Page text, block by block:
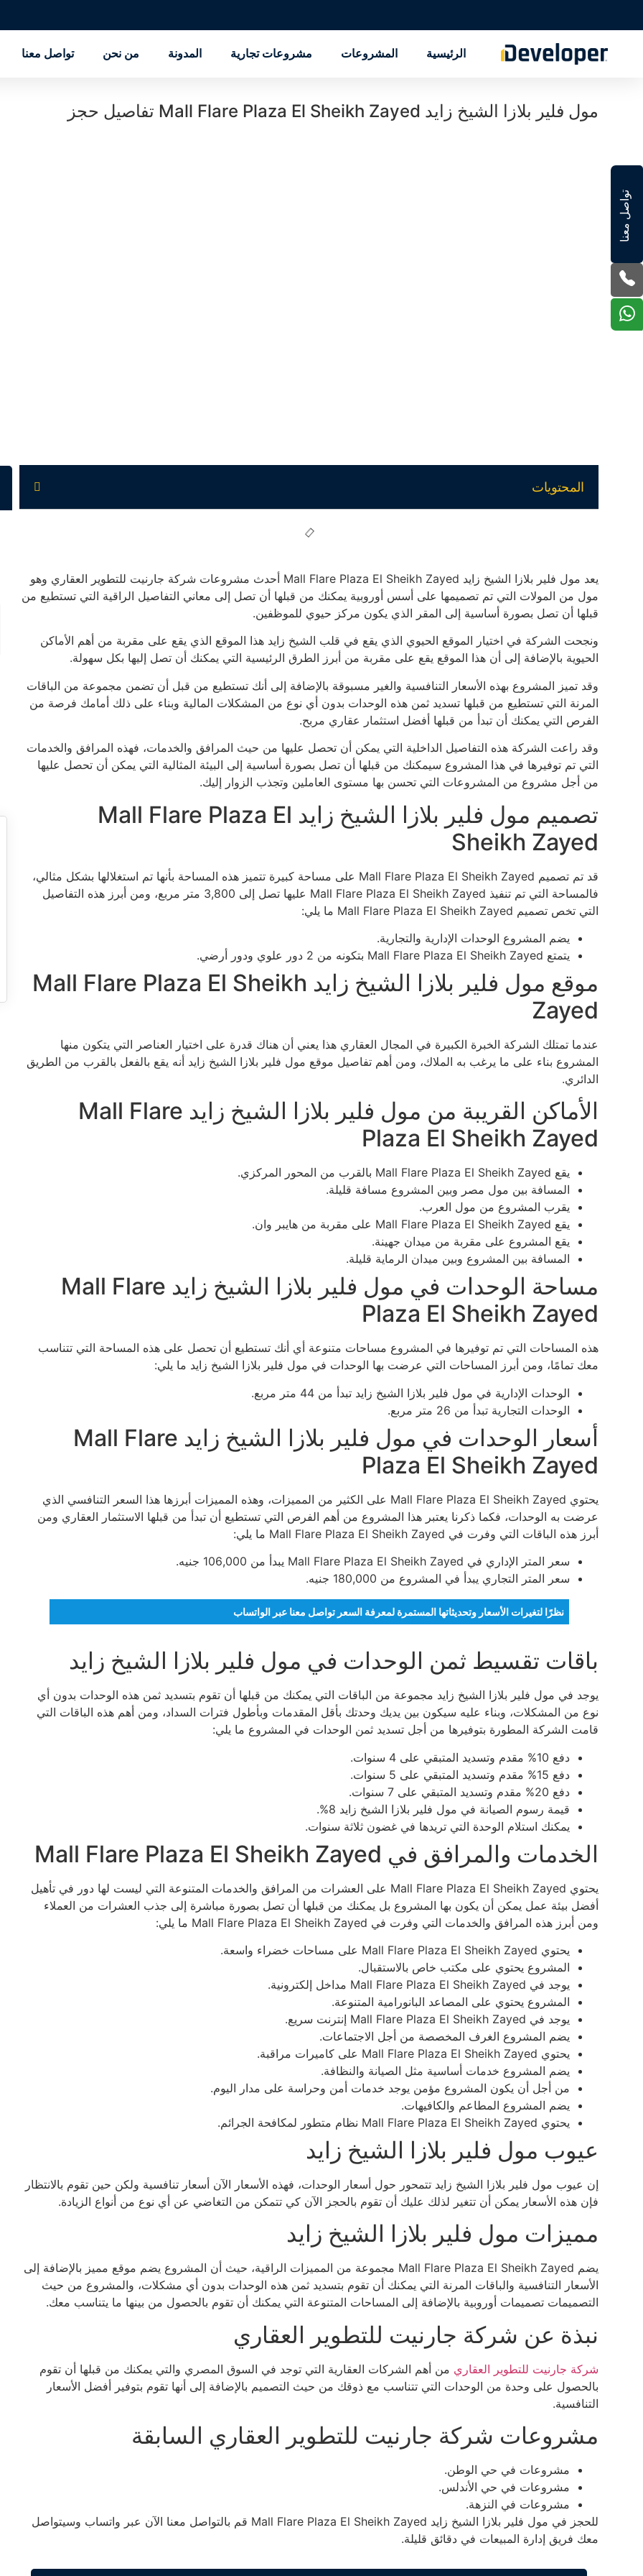
الرئيسية المشروعات مشروعات تجارية المدونة من نحن تواصل معنا
مول فلير بلازا الشيخ زايد Mall Flare Plaza El Sheikh Zayed تفاصيل حجز
تواصل معنا
المحتويات
يعد مول فلير بلازا الشيخ زايد Mall Flare Plaza El Sheikh Zayed أحدث مشروعات شركة جارنيت للتطوير العقاري وهو
مول من المولات التي تم تصميمها على أسس أوروبية يمكنك من قبلها أن تصل إلى معاني التفاصيل الراقية التي تستطيع من
قبلها أن تصل بصورة أساسية إلى المقر الذي يكون مركز حيوي للموظفين.
ونجحت الشركة في اختيار الموقع الحيوي الذي يقع في قلب الشيخ زايد هذا الموقع الذي يقع على مقربة من أهم الأماكن
الحيوية بالإضافة إلى أن هذا الموقع يقع على مقربة من أبرز الطرق الرئيسية التي يمكنك أن تصل إليها بكل سهولة.
وقد تميز المشروع بهذه الأسعار التنافسية والغير مسبوقة بالإضافة إلى أنك تستطيع من قبل أن تضمن مجموعة من الباقات
المرنة التي تستطيع من قبلها تسديد ثمن هذه الوحدات بدون أي نوع من المشكلات المالية وبناء على ذلك أمامك فرصة من
الفرص التي يمكنك أن تبدأ من قبلها أفضل استثمار عقاري مربح.
وقد راعت الشركة هذه التفاصيل الداخلية التي يمكن أن تحصل عليها من حيث المرافق والخدمات، فهذه المرافق والخدمات
التي تم توفيرها في هذا المشروع سيمكنك من قبلها أن تصل بصورة أساسية إلى البيئة المثالية التي يمكن أن تحصل عليها
من أجل مشروع من المشروعات التي تحسن بها مستوى العاملين وتجذب الزوار إليك.
تصميم مول فلير بلازا الشيخ زايد Mall Flare Plaza El
Sheikh Zayed
قد تم تصميم Mall Flare Plaza El Sheikh Zayed على مساحة كبيرة تتميز هذه المساحة بأنها تم استغلالها بشكل مثالي،
فالمساحة التي تم تنفيذ Mall Flare Plaza El Sheikh Zayed عليها تصل إلى 3,800 متر مربع، ومن أبرز هذه التفاصيل
التي تخص تصميم Mall Flare Plaza El Sheikh Zayed ما يلي:
يضم المشروع الوحدات الإدارية والتجارية.
يتمتع Mall Flare Plaza El Sheikh Zayed بتكونه من 2 دور علوي ودور أرضي.
موقع مول فلير بلازا الشيخ زايد Mall Flare Plaza El Sheikh
Zayed
عندما تمتلك الشركة الخبرة الكبيرة في المجال العقاري هذا يعني أن هناك قدرة على اختيار العناصر التي يتكون منها
المشروع بناء على ما يرغب به الملاك، ومن أهم تفاصيل موقع مول فلير بلازا الشيخ زايد أنه يقع بالفعل بالقرب من الطريق
الدائري.
الأماكن القريبة من مول فلير بلازا الشيخ زايد Mall Flare
Plaza El Sheikh Zayed
يقع Mall Flare Plaza El Sheikh Zayed بالقرب من المحور المركزي.
المسافة بين مول مصر وبين المشروع مسافة قليلة.
يقرب المشروع من مول العرب.
يقع Mall Flare Plaza El Sheikh Zayed على مقربة من هايبر وان.
يقع المشروع على مقربة من ميدان جهينة.
المسافة بين المشروع وبين ميدان الرماية قليلة.
مساحة الوحدات في مول فلير بلازا الشيخ زايد Mall Flare
Plaza El Sheikh Zayed
هذه المساحات التي تم توفيرها في المشروع مساحات متنوعة أي أنك تستطيع أن تحصل على هذه المساحة التي تتناسب
معك تمامًا، ومن أبرز المساحات التي عرضت بها الوحدات في مول فلير بلازا الشيخ زايد ما يلي:
الوحدات الإدارية في مول فلير بلازا الشيخ زايد تبدأ من 44 متر مربع.
الوحدات التجارية تبدأ من 26 متر مربع.
أسعار الوحدات في مول فلير بلازا الشيخ زايد Mall Flare
Plaza El Sheikh Zayed
يحتوي Mall Flare Plaza El Sheikh Zayed على الكثير من المميزات، وهذه المميزات أبرزها هذا السعر التنافسي الذي
عرضت به الوحدات، فكما ذكرنا يعتبر هذا المشروع من أهم الفرص التي تستطيع أن تبدأ من قبلها الاستثمار العقاري ومن
أبرز هذه الباقات التي وفرت في Mall Flare Plaza El Sheikh Zayed ما يلي:
سعر المتر الإداري في Mall Flare Plaza El Sheikh Zayed يبدأ من 106,000 جنيه.
سعر المتر التجاري يبدأ في المشروع من 180,000 جنيه.
نظرًا لتغيرات الأسعار وتحديثاتها المستمرة لمعرفة السعر تواصل معنا عبر الواتساب
باقات تقسيط ثمن الوحدات في مول فلير بلازا الشيخ زايد
يوجد في مول فلير بلازا الشيخ زايد مجموعة من الباقات التي يمكنك من قبلها أن تقوم بتسديد ثمن هذه الوحدات بدون أي
نوع من المشكلات، وبناء عليه سيكون بين يديك وحدتك بأقل المقدمات وبأطول فترات السداد، ومن أهم هذه الباقات التي
قامت الشركة المطورة بتوفيرها من أجل تسديد ثمن الوحدات في المشروع ما يلي:
دفع 10% مقدم وتسديد المتبقي على 4 سنوات.
دفع 15% مقدم وتسديد المتبقي على 5 سنوات.
دفع 20% مقدم وتسديد المتبقي على 7 سنوات.
قيمة رسوم الصيانة في مول فلير بلازا الشيخ زايد 8%.
يمكنك استلام الوحدة التي تريدها في غضون ثلاثة سنوات.
الخدمات والمرافق في Mall Flare Plaza El Sheikh Zayed
يحتوي Mall Flare Plaza El Sheikh Zayed على العشرات من المرافق والخدمات المتنوعة التي ليست لها دور في تأهيل
أفضل بيئة عمل يمكن أن يكون بها المشروع بل يمكنك من قبلها أن تصل بصورة مباشرة إلى جذب العشرات من العملاء
ومن أبرز هذه المرافق والخدمات التي وفرت في Mall Flare Plaza El Sheikh Zayed ما يلي:
يحتوي Mall Flare Plaza El Sheikh Zayed على مساحات خضراء واسعة.
المشروع يحتوي على مكتب خاص بالاستقبال.
يوجد في Mall Flare Plaza El Sheikh Zayed مداخل إلكترونية.
المشروع يحتوي على المصاعد البانورامية المتنوعة.
يوجد في Mall Flare Plaza El Sheikh Zayed إنترنت سريع.
يضم المشروع الغرف المخصصة من أجل الاجتماعات.
يحتوي Mall Flare Plaza El Sheikh Zayed على كاميرات مراقبة.
يضم المشروع خدمات أساسية مثل الصيانة والنظافة.
من أجل أن يكون المشروع مؤمن يوجد خدمات أمن وحراسة على مدار اليوم.
يضم المشروع المطاعم والكافيهات.
يحتوي Mall Flare Plaza El Sheikh Zayed نظام متطور لمكافحة الجرائم.
عيوب مول فلير بلازا الشيخ زايد
إن عيوب مول فلير بلازا الشيخ زايد تتمحور حول أسعار الوحدات، فهذه الأسعار الآن أسعار تنافسية ولكن حين تقوم بالانتظار
فإن هذه الأسعار يمكن أن تتغير لذلك عليك أن تقوم بالحجز الآن كي تتمكن من التغاضي عن أي نوع من أنواع الزيادة.
مميزات مول فلير بلازا الشيخ زايد
يضم Mall Flare Plaza El Sheikh Zayed مجموعة من المميزات الراقية، حيث أن المشروع يضم موقع مميز بالإضافة إلى
الأسعار التنافسية والباقات المرنة التي يمكنك أن تقوم بتسديد ثمن هذه الوحدات بدون أي مشكلات، والمشروع من حيث
التصميمات تصميمات أوروبية بالإضافة إلى المساحات المتنوعة التي يمكنك أن تقوم بالحصول من بينها ما يتناسب معك.
نبذة عن شركة جارنيت للتطوير العقاري
شركة جارنيت للتطوير العقاري من أهم الشركات العقارية التي توجد في السوق المصري والتي يمكنك من قبلها أن تقوم
بالحصول على وحدة من الوحدات التي تتناسب مع ذوقك من حيث التصميم بالإضافة إلى أنها تقوم بتوفير أفضل الأسعار
التنافسية.
مشروعات شركة جارنيت للتطوير العقاري السابقة
مشروعات في حي الوطن.
مشروعات في حي الأندلس.
مشروعات في النزهة.
للحجز في مول فلير بلازا الشيخ زايد Mall Flare Plaza El Sheikh Zayed قم بالتواصل معنا الآن عبر واتساب وسيتواصل
معك فريق إدارة المبيعات في دقائق قليلة.